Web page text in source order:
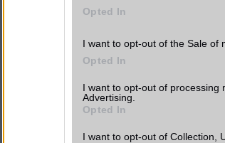
Opted In
I want to opt-out of the Sale of
Opted In
I want to opt-out of processing
Advertising.
Opted In
I want to opt-out of Collection,
Új és Használt GSM kiemelt ajánlatok